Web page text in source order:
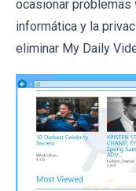
ocasionar problemas
informática y la
eliminar My Daily